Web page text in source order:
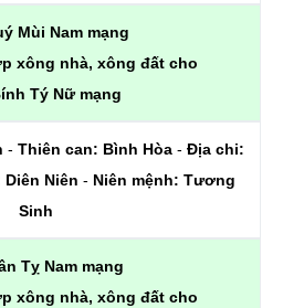
Mùi Nam mạng
xông nhà, xông đất cho
Tý Nữ mạng
- Thiên can: Bình Hòa - Địa chi:
Diên Niên - Niên mệnh: Tương
Sinh
Tỵ Nam mạng
xông nhà, xông đất cho